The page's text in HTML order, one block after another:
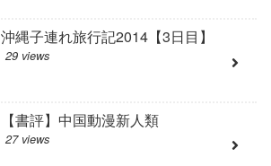
沖縄子連れ旅行記2014【3日目】
29 views
【書評】中国動漫新人類
27 views